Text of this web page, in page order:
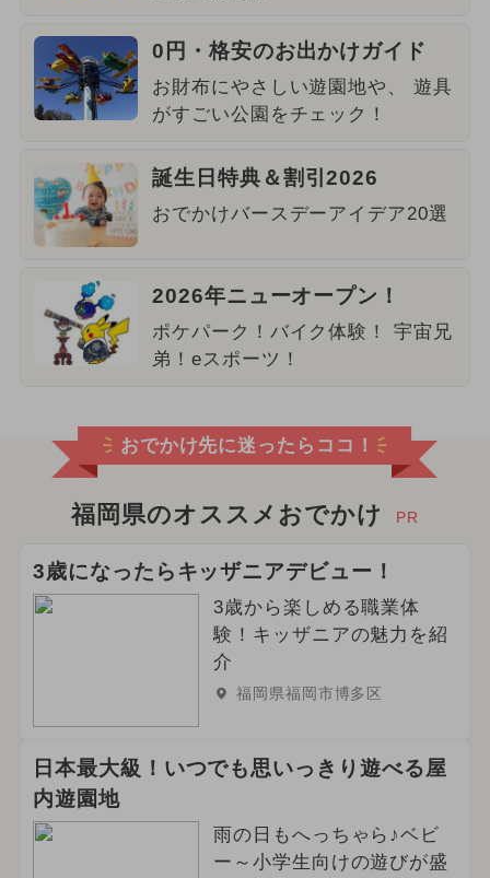
0円・格安のお出かけガイド
お財布にやさしい遊園地や、 遊具
がすごい公園をチェック！
誕生日特典＆割引2026
おでかけバースデーアイデア20選
2026年ニューオープン！
ポケパーク！バイク体験！ 宇宙兄
弟！eスポーツ！
おでかけ先に迷ったらココ！
福岡県のオススメおでかけ PR
3歳になったらキッザニアデビュー！
3歳から楽しめる職業体
験！キッザニアの魅力を紹
介
福岡県福岡市博多区
日本最大級！いつでも思いっきり遊べる屋
内遊園地
雨の日もへっちゃら♪ベビ
ー～小学生向けの遊びが盛